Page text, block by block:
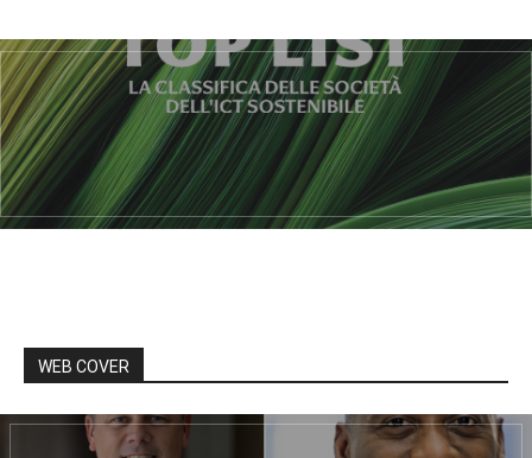
WEB COVER